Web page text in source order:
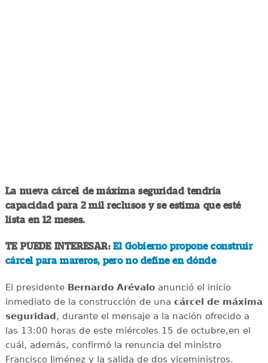
La nueva cárcel de máxima seguridad tendría
capacidad para 2 mil reclusos y se estima que esté
lista en 12 meses.
TE PUEDE INTERESAR:El Gobierno propone construir
cárcel para mareros, pero no define en dónde
El presidente Bernardo Arévaloanunció el inicio
inmediato de la construcción de una cárcel de máxima
seguridad, durante el mensaje a la nación ofrecido a
las 13:00 horas de este miércoles 15 de octubre,en el
cuál, además, confirmó la renuncia del ministro
Francisco Jiménez y la salida de dos viceministros.